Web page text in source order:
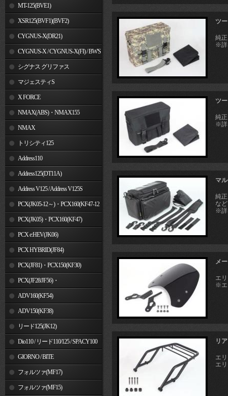
MT-125(BVE1)
XSR125(BVF1)(BVF2)
CYGNUS-X(DR21)
CYGNUS-X / CYGNUS-X(FI) / BW'S
125 シグナス グリファス
マジェスティS
X FORCE
NMAX(ABS)・NMAX155
NMAX
トリシティ125
Address110
Address125(DT11A)
Address V125 / Address V125S
PCX(JK05-12～)・PCX160(KF47-12
～) PCX(JK05)・PCX160(KF47)
PCX e:HEV(JK06)
PCX HYBRID(JF84)
PCX(JF81)・PCX150(KF30)
PCX(JF28/JF56)・
PCX150(KF12/KF18)
ADV160(KF54)
ADV150(KF38)
リード125(JK12)
Dio110 / リード110/125 / SPACY100
GIORNO / BITE
フォルツァ(MF17)
フォルツァ(MF15)
ツ
純
※詳
ツ
純
※詳
マ
純
など
※詳
メ
エ
※エ
リ
エ
エ